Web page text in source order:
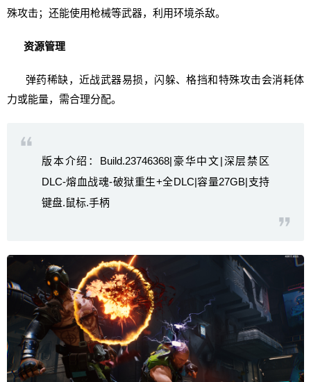
殊攻击；还能使用枪械等武器，利用环境杀敌。
资源管理
弹药稀缺，近战武器易损，闪躲、格挡和特殊攻击会消耗体
力或能量，需合理分配。
版本介绍：Build.23746368|豪华中文|深层禁区
DLC-熔血战魂-破狱重生+全DLC|容量27GB|支持
键盘.鼠标.手柄